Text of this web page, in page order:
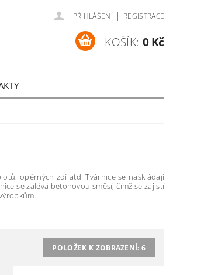
PŘIHLÁŠENÍ | REGISTRACE
KOŠÍK: 0 Kč
opěrných zdí atd. Tvárnice se naskládají
se zalévá betonovou směsí, čímž se zajistí
POLOŽEK K ZOBRAZENÍ:6